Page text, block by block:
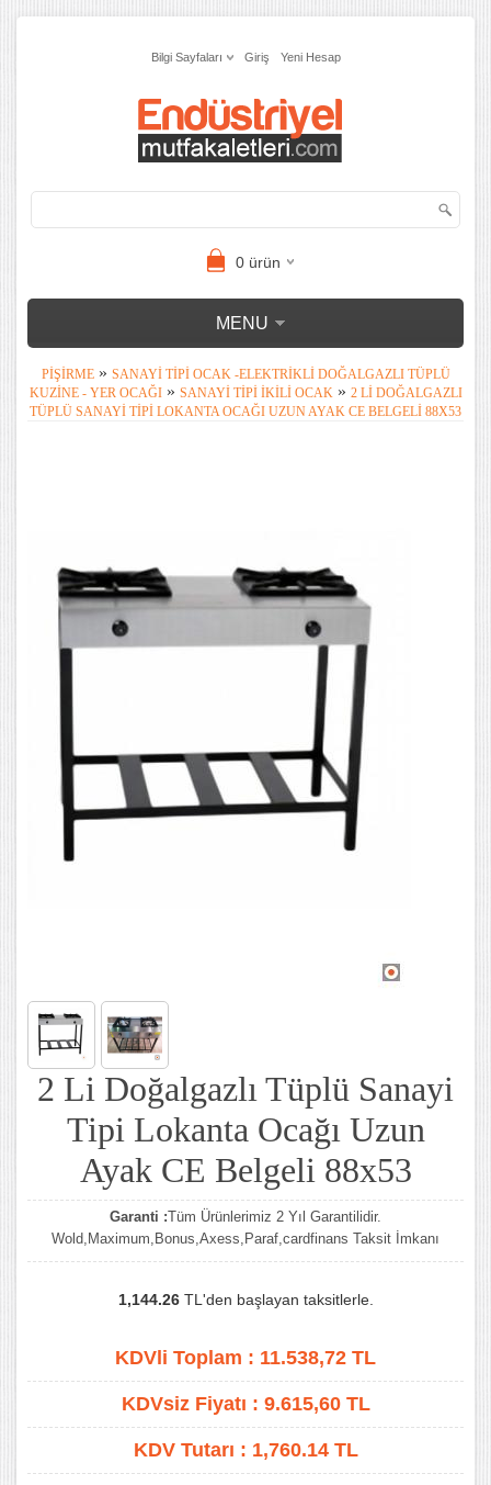
Bilgi Sayfaları Giriş Yeni Hesap
0ürün
MENU
PIŞIRME» SANAYI TIPI OCAK -ELEKTRIKLI DOĞALGAZLI TÜPLÜ
KUZINE - YER OCAĞI» SANAYI TIPI İKILI OCAK » 2 LI DOĞALGAZLI
TÜPLÜ SANAYI TIPI LOKANTA OCAĞI UZUN AYAK CE BELGELI 88X53
2 Li Doğalgazlı Tüplü Sanayi
Tipi Lokanta Ocağı Uzun
Ayak CE Belgeli 88x53
Garanti :Tüm Ürünlerimiz 2 Yıl Garantilidir.
Wold,Maximum,Bonus,Axess,Paraf,cardfinans Taksit İmkanı
1,144.26TL'den başlayan taksitlerle.
KDVli Toplam : 11.538,72 TL
KDVsiz Fiyatı : 9.615,60TL
KDV Tutarı : 1,760.14 TL